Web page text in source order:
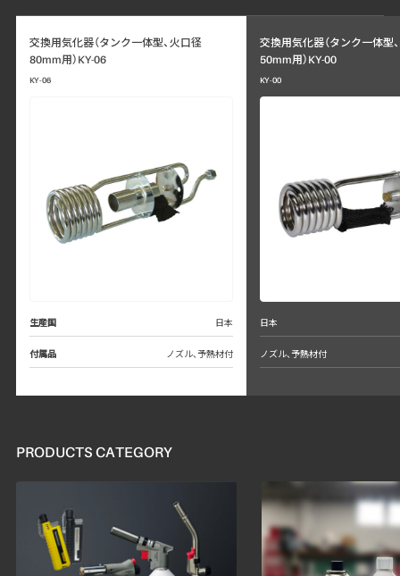
交換用気化器（タンク一体型、火口径
80mm用）KY-06
KY-06
生産国 日本
付属品 ノズル、予熱材付
交換用気化器（タンク一体型
50mm用）KY-00
KY-00
日本
ノズル、予熱材付
PRODUCTS CATEGORY